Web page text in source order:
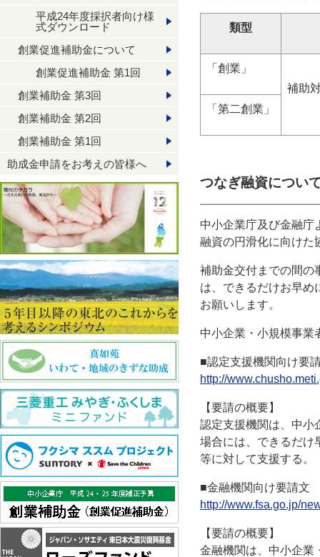
類型
「創業」
補助
「第二創業」
つなぎ融資につい
中小企業庁及び金融庁
融資の円滑化に向けた
補助金交付までの間の
は、できるだけお早め
お願いします。
中小企業・小規模事業
■認定支援機関向け要
http://
【要請の概要】
認定支援機関は、中小
場合には、できるだけ
等に対して支援する。
■金融機関向け要請文
http://www.fsa.go.jp/
【要請の概要】
金融機関は、中小企業
平成24年度採択者向け様
式ダウンロード
創業促進補助金について
創業促進補助金 第1回
創業補助金 第3回
創業補助金 第2回
創業補助金 第1回
助成金申請をお考えの皆様へ